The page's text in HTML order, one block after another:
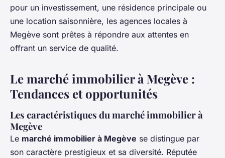
pour un investissement, une résidence principale ou
une location saisonnière, les agences locales à
Megève sont prêtes à répondre aux attentes en
offrant un service de qualité.
Le marché immobilier à Megève :
Tendances et opportunités
Les caractéristiques du marché immobilier à
Megève
Le marché immobilier à Megève se distingue par
son caractère prestigieux et sa diversité. Réputée